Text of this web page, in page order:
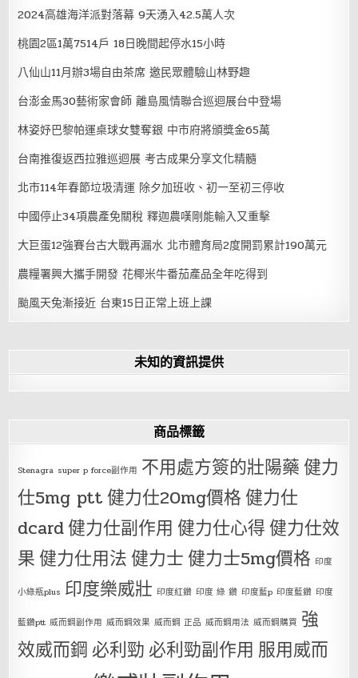
2024高雄海洋派對落幕 9天湧入42.5萬人次
桃園2區1萬7514戶 18日晚間起停水15小時
八仙山11月辦3場自由茶席 邀民眾體驗山林野趣
台澎金馬30藝術家會師 離島風情聯合巡迴展台中登場
林姿妤巴黎帕運桌球女雙奪銀 中市府將頒獎金65萬
台南推復返西拉雅巡迴展 考古成果分享文化精髓
北市114年春節垃圾清運 除夕加班收、初一至初三停收
中國停止34項農產免關稅 釋迦農嘆剛能輸入又重擊
大巨蛋12強賽台古大戰再漏水 北市體育局2度開罰累計190萬元
農糧署興大攜手開發 花椰米牛番茄產品全年吃得到
颱風天兔漸接近 台東15日正常上班上課
未知的資訊提供
商品標籤
Stenagra super p force副作用 不用處方簽的壯陽藥健力
仕5mg ptt健力仕20mg價格健力仕
dcard健力仕副作用 健力仕心得健力仕效
果健力仕用法健力士健力士5mg價格 印度
小綠瓶plus 印度樂威壯 印度紅鑽 印度 綠 鑽 印度藍p 印度藍鑽 印度
藍鑽ptt 威而鋼副作用 威而鋼效果 威而鋼 正品 威而鋼用法 威而鋼購買 強
效威而鋼 必利勁 必利勁副作用 服用威而